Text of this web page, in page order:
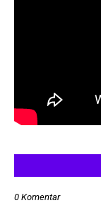
0 Komentar